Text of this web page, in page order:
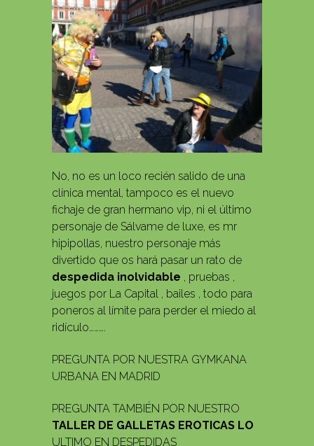
No, no es un loco recién salido de una
clínica mental, tampoco es el nuevo
fichaje de gran hermano vip, ni el último
personaje de Sálvame de luxe, es mr
hipipollas, nuestro personaje más
divertido que os hará pasar un rato de
despedida inolvidable , pruebas ,
juegos por La Capital , bailes , todo para
poneros al límite para perder el miedo al
ridículo……….
PREGUNTA POR NUESTRA GYMKANA
URBANA EN MADRID
PREGUNTA TAMBIÉN POR NUESTRO
TALLER DE GALLETAS EROTICAS LO
ULTIMO EN DESPEDIDAS